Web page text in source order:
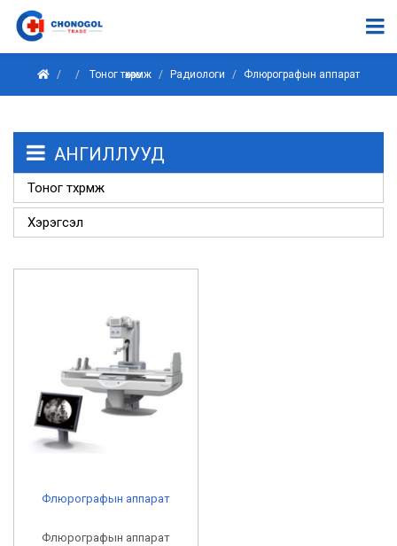
Тоног төхөөрөмж Радиологи Флюрографын аппарат
АНГИЛЛУУД
Тоног төхөөрөмж
Хэрэгсэл
Флюрографын аппарат
Флюрографын аппарат